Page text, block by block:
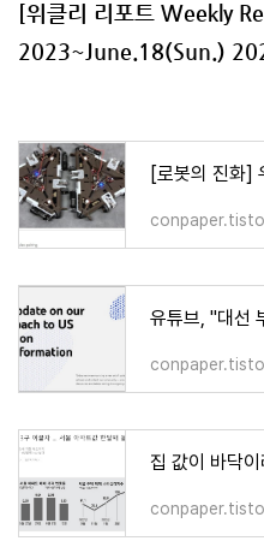
[위클리 리포트 Weekly
2023~June.18(Sun.)
집 값이 바닥